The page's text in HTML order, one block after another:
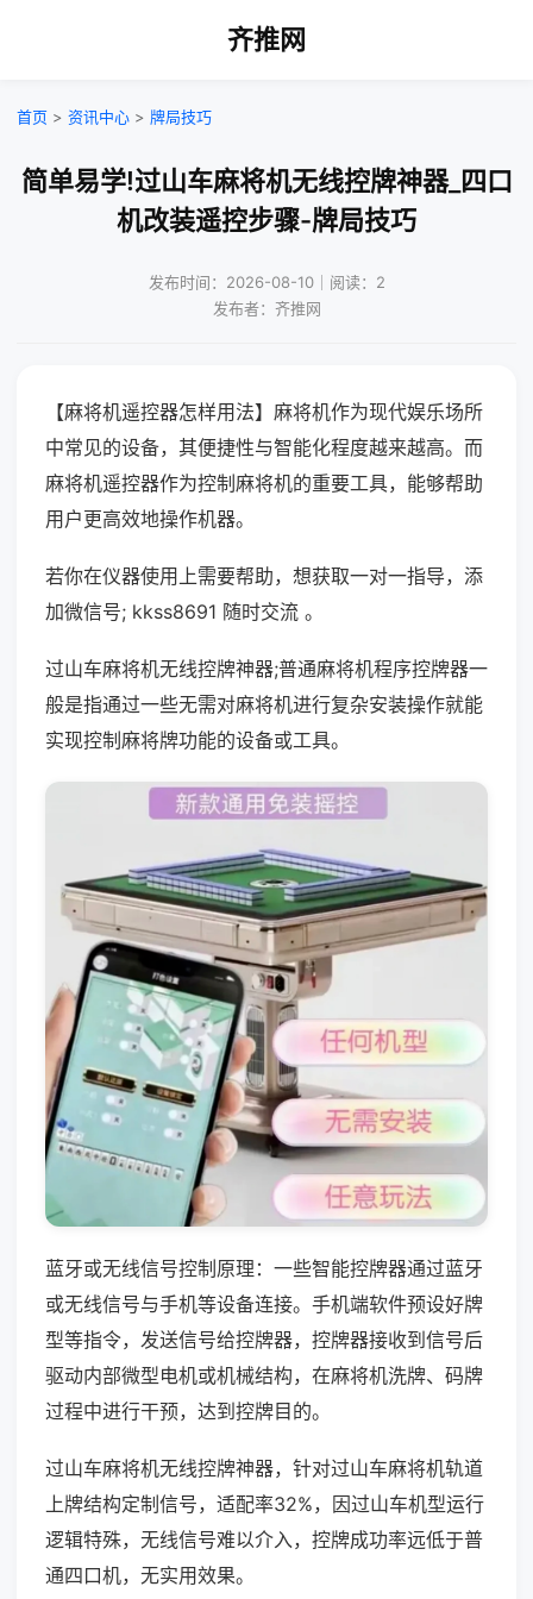
齐推网
首页 > 资讯中心 > 牌局技巧
简单易学!过山车麻将机无线控牌神器_四口
机改装遥控步骤-牌局技巧
发布时间：2026-08-10｜阅读：2
发布者：齐推网
【麻将机遥控器怎样用法】麻将机作为现代娱乐场所
中常见的设备，其便捷性与智能化程度越来越高。而
麻将机遥控器作为控制麻将机的重要工具，能够帮助
用户更高效地操作机器。
若你在仪器使用上需要帮助，想获取一对一指导，添
加微信号; kkss8691 随时交流 。
过山车麻将机无线控牌神器;普通麻将机程序控牌器一
般是指通过一些无需对麻将机进行复杂安装操作就能
实现控制麻将牌功能的设备或工具。
蓝牙或无线信号控制原理：一些智能控牌器通过蓝牙
或无线信号与手机等设备连接。手机端软件预设好牌
型等指令，发送信号给控牌器，控牌器接收到信号后
驱动内部微型电机或机械结构，在麻将机洗牌、码牌
过程中进行干预，达到控牌目的。
过山车麻将机无线控牌神器，针对过山车麻将机轨道
上牌结构定制信号，适配率32%，因过山车机型运行
逻辑特殊，无线信号难以介入，控牌成功率远低于普
通四口机，无实用效果。